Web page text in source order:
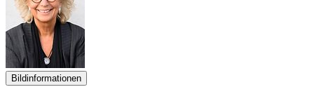
Bildinformationen